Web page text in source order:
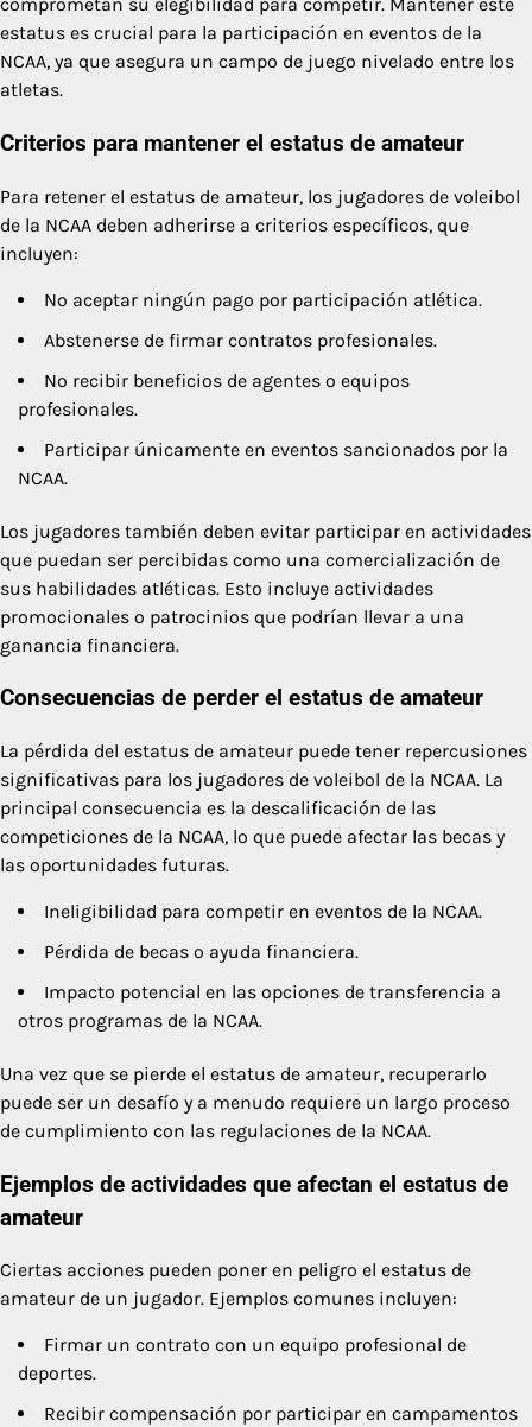
estatus es crucial para la participación en eventos de la
NCAA, ya que asegura un campo de juego nivelado entre los
atletas.
Criterios para mantener el estatus de amateur
Para retener el estatus de amateur, los jugadores de voleibol
de la NCAA deben adherirse a criterios específicos, que
incluyen:
No aceptar ningún pago por participación atlética.
Abstenerse de firmar contratos profesionales.
No recibir beneficios de agentes o equipos
profesionales.
Participar únicamente en eventos sancionados por la
NCAA.
Los jugadores también deben evitar participar en actividades
que puedan ser percibidas como una comercialización de
sus habilidades atléticas. Esto incluye actividades
promocionales o patrocinios que podrían llevar a una
ganancia financiera.
Consecuencias de perder el estatus de amateur
La pérdida del estatus de amateur puede tener repercusiones
significativas para los jugadores de voleibol de la NCAA. La
principal consecuencia es la descalificación de las
competiciones de la NCAA, lo que puede afectar las becas y
las oportunidades futuras.
Ineligibilidad para competir en eventos de la NCAA.
Pérdida de becas o ayuda financiera.
Impacto potencial en las opciones de transferencia a
otros programas de la NCAA.
Una vez que se pierde el estatus de amateur, recuperarlo
puede ser un desafío y a menudo requiere un largo proceso
de cumplimiento con las regulaciones de la NCAA.
Ejemplos de actividades que afectan el estatus de
amateur
Ciertas acciones pueden poner en peligro el estatus de
amateur de un jugador. Ejemplos comunes incluyen:
Firmar un contrato con un equipo profesional de
deportes.
Recibir compensación por participar en campamentos